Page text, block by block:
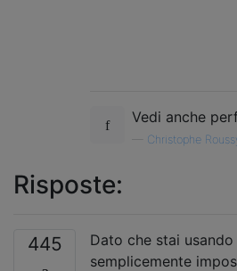
Vedi anche
Christophe
Risposte:
445 Dato che stai usando
semplicemente